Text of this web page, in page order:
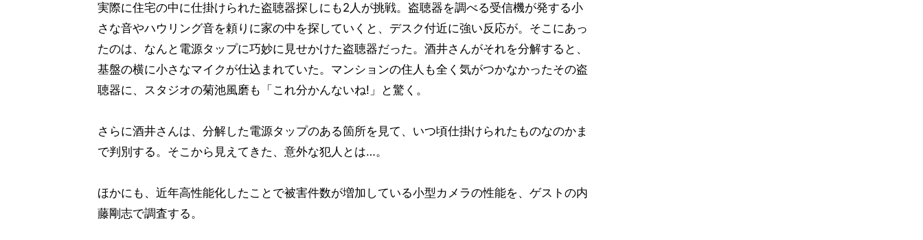
実際に住宅の中に仕掛けられた盗聴器探しにも2人が挑戦。盗聴器を調べる受信機が発する小
さな音やハウリング音を頼りに家の中を探していくと、デスク付近に強い反応が。そこにあっ
たのは、なんと電源タップに巧妙に見せかけた盗聴器だった。酒井さんがそれを分解すると、
基盤の横に小さなマイクが仕込まれていた。マンションの住人も全く気がつかなかったその盗
聴器に、スタジオの菊池風磨も「これ分かんないね!」と驚く。
さらに酒井さんは、分解した電源タップのある箇所を見て、いつ頃仕掛けられたものなのかま
で判別する。そこから見えてきた、意外な犯人とは…。
ほかにも、近年高性能化したことで被害件数が増加している小型カメラの性能を、ゲストの内
藤剛志で調査する。